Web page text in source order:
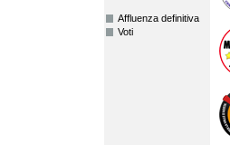
Affluenza definitiva
Voti